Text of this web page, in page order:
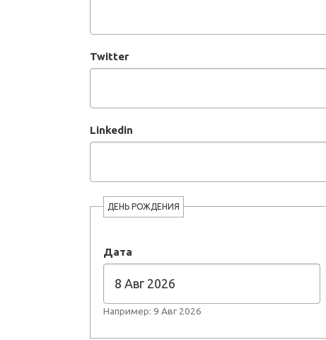
Twitter
Linkedin
ДЕНЬ РОЖДЕНИЯ
Дата
Например: 9 Авг 2026